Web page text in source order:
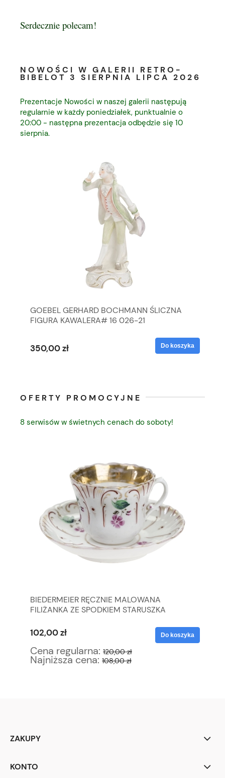
Serdecznie polecam!
NOWOŚCI W GALERII RETRO-
BIBELOT 3 SIERPNIA LIPCA 2026
Prezentacje Nowości w naszej galerii następują
regularnie w każdy poniedziałek, punktualnie o
20:00 - następna prezentacja odbędzie się 10
sierpnia.
GOEBEL GERHARD BOCHMANN ŚLICZNA
FIGURA KAWALERA# 16 026-21
350,00 zł Do koszyka
OFERTY PROMOCYJNE
8 serwisów w świetnych cenach do soboty!
BIEDERMEIER RĘCZNIE MALOWANA
FILIŻANKA ZE SPODKIEM STARUSZKA
102,00 zł
Cena regularna: 120,00 zł
Najniższa cena: 108,00 zł
Do koszyka
ZAKUPY
KONTO